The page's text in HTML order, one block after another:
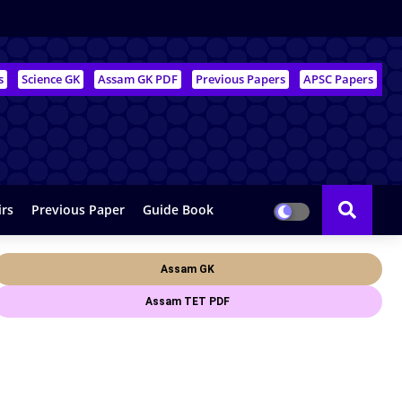
Science GK Assam GK PDF Previous Papers APSC Papers
Previous Paper Guide Book
Assam GK
Assam TET PDF